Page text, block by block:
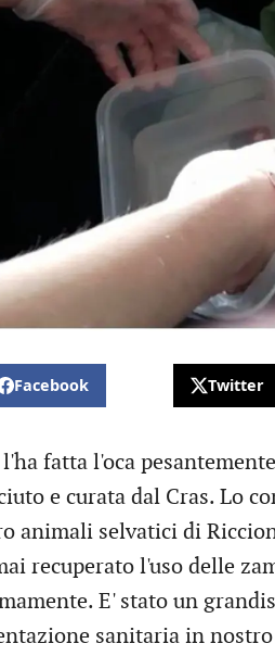
Facebook Twitter
fatta l'oca
e curata dal Cras. Lo
animali selvatici di
recuperato l'uso delle
E' stato un
sanitaria in